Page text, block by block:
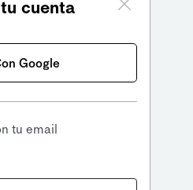
cuenta
Google
tu email